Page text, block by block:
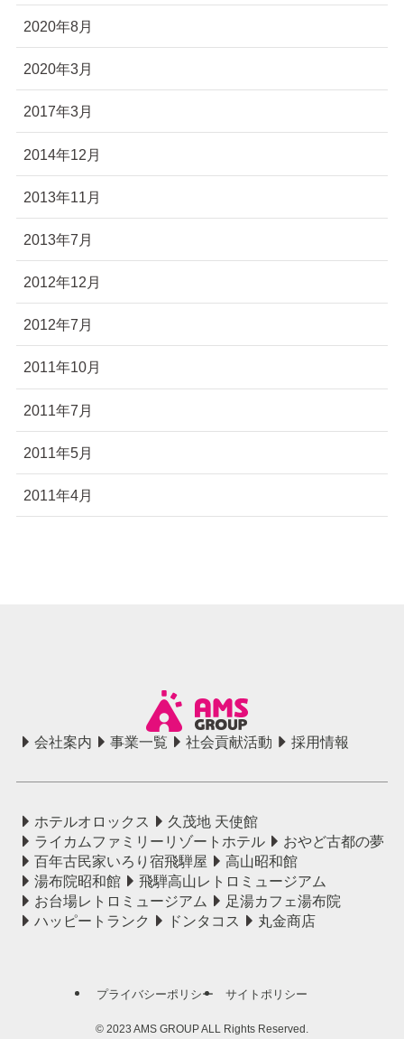
2020年8月
2020年3月
2017年3月
2014年12月
2013年11月
2013年7月
2012年12月
2012年7月
2011年10月
2011年7月
2011年5月
2011年4月
会社案内 事業一覧 社会貢献活動 採用情報
ホテルオロックス
久茂地 天使館
ライカムファミリーリゾートホテル
おやど古都の夢
百年古民家いろり宿飛騨屋
高山昭和館
湯布院昭和館
飛騨高山レトロミュージアム
お台場レトロミュージアム
足湯カフェ湯布院
ハッピートランク
ドンタコス 丸金商店
プライバシーポリシー サイトポリシー
© 2023 AMS GROUP ALL Rights Reserved.